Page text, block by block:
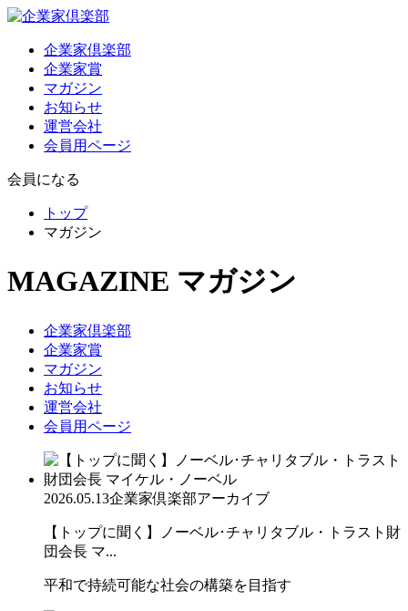
企業家倶楽部
企業家賞
マガジン
お知らせ
運営会社
会員用ページ
会員になる
トップ
マガジン
MAGAZINE マガジン
企業家倶楽部
企業家賞
マガジン
お知らせ
運営会社
会員用ページ
2026.05.13企業家倶楽部アーカイブ
【トップに聞く】ノーベル･チャリタブル・トラスト財
団会長 マ...
平和で持続可能な社会の構築を目指す